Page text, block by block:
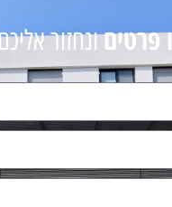
פרטיםונחזור